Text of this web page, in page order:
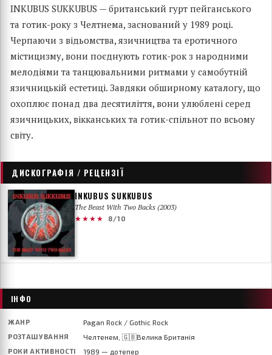
INKUBUS SUKKUBUS — британський гурт пейганського
та готик-року з Челтнема, заснований у 1989 році.
Черпаючи з відьомства, язичництва та еротичного
містицизму, вони поєднують готик-рок з народними
мелодіями та танцювальними ритмами у самобутній
язичницькій естетиці. Завдяки обширному каталогу, що
охоплює понад два десятиліття, вони улюблені серед
язичницьких, вікканських та готик-спільнот по всьому
світу.
ДИСКОГРАФІЯ / РЕЦЕНЗІЇ
INKUBUS SUKKUBUS
The Beast With Two Backs (2003)
★★★★
8/10
ІНФО
ЖАНР Pagan Rock / Gothic Rock
РОЗТАШУВАННЯ Челтенем, 🇬🇧Велика Британія
РОКИ АКТИВНОСТІ 1989 — дотепер